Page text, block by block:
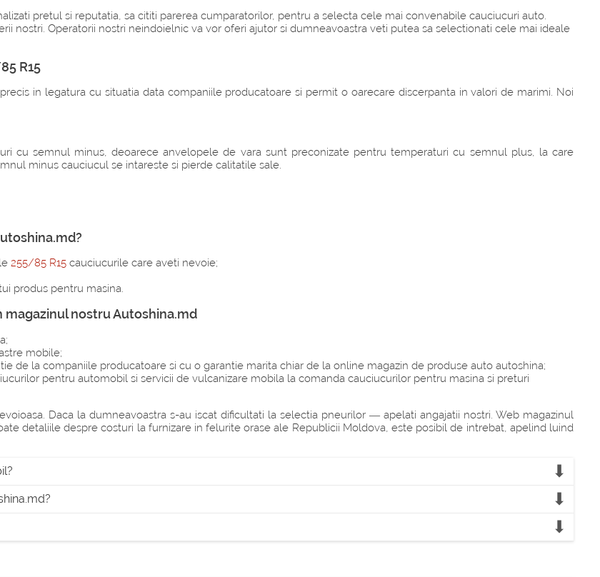
pretul si reputatia, sa cititi parerea cumparatorilor, pentru a selecta cele mai convenabile cauciucuri auto.
nostri. Operatorii nostri neindoielnic va vor oferi ajutor si dumneavoastra veti putea sa selectionati cele mai ideale
R15
in legatura cu situatia data companiile producatoare si permit o oarecare discerpanta in valori de marimi. Noi
cu semnul minus, deoarece anvelopele de vara sunt preconizate pentru temperaturi cu semnul plus, la care
minus cauciucul se intareste si pierde calitatile sale.
255/85 R15 cauciucurile care aveti nevoie;
produs pentru masina.
nostru Autoshina.md
mobile;
de la companiile producatoare si cu o garantie marita chiar de la online magazin de produse auto autoshina;
pentru automobil si servicii de vulcanizare mobila la comanda cauciucurilor pentru masina si preturi
Daca la dumneavoastra s-au iscat dificultati la selectia pneurilor — apelati angajatii nostri. Web magazinul
detaliile despre costuri la furnizare in felurite orase ale Republicii Moldova, este posibil de intrebat, apelind luind